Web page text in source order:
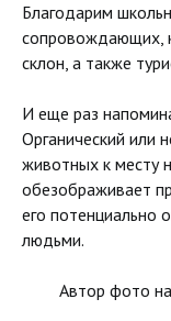
Благодарим
сопровождающих,
склон, а также
И еще раз
Органический или
животных к месту
обезображивает
его потенциально
людьми.
Автор фото